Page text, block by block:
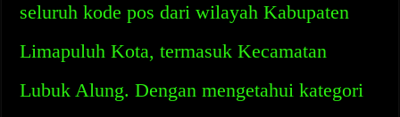
seluruh kode pos dari wilayah Kabupaten
Limapuluh Kota, termasuk Kecamatan
Lubuk Alung. Dengan mengetahui kategori